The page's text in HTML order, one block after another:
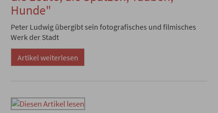
Hunde"
Peter Ludwig übergibt sein fotografisches und filmisches
Werk der Stadt
Artikel weiterlesen